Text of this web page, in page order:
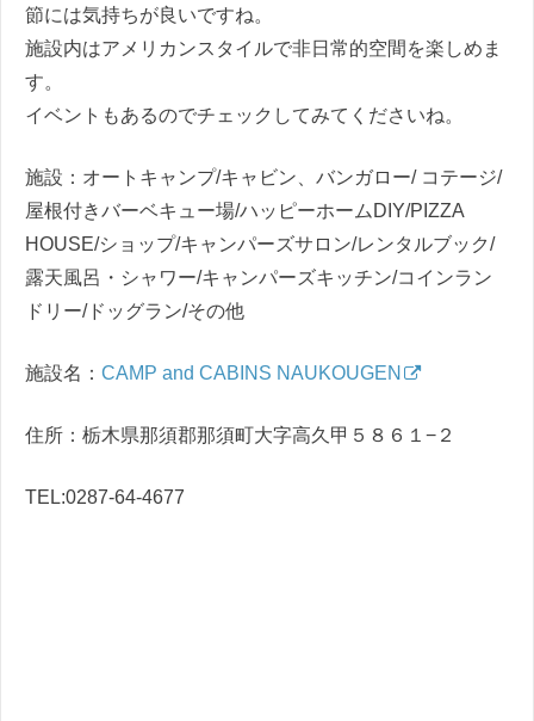
節には気持ちが良いですね。
施設内はアメリカンスタイルで非日常的空間を楽しめま
す。
イベントもあるのでチェックしてみてくださいね。
施設：オートキャンプ/キャビン、バンガロー/ コテージ/
屋根付きバーベキュー場/ハッピーホームDIY/PIZZA
HOUSE/ショップ/キャンパーズサロン/レンタルブック/
露天風呂・シャワー/キャンパーズキッチン/コインラン
ドリー/ドッグラン/その他
施設名： CAMP and CABINS NAUKOUGEN
住所：栃木県那須郡那須町大字高久甲５８６１−２
TEL:0287-64-4677